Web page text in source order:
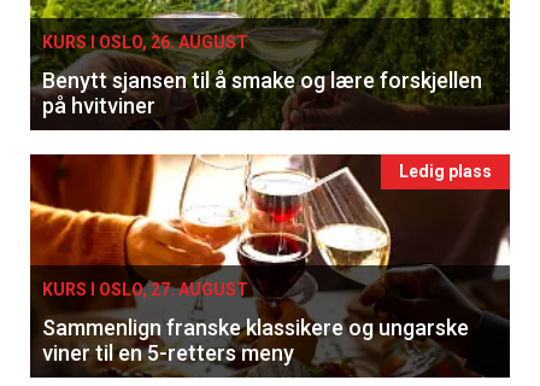
KURS I OSLO, 26. AUGUST
Benytt sjansen til å smake og lære forskjellen
på hvitviner
Ledig plass
KURS I OSLO, 27. AUGUST
Sammenlign franske klassikere og ungarske
viner til en 5-retters meny